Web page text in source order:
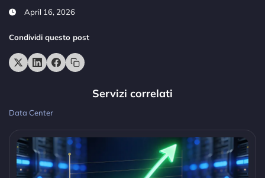
April 16, 2026
Condividi questo post
Servizi correlati
Data Center